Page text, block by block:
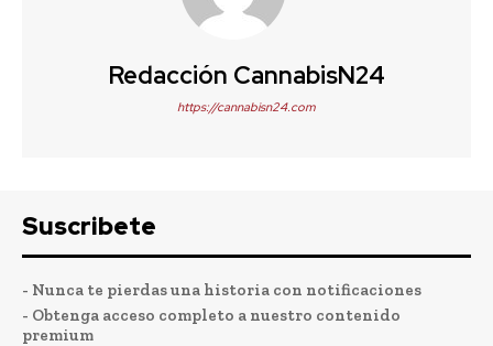
Redacción CannabisN24
https://cannabisn24.com
Suscribete
- Nunca te pierdas una historia con notificaciones
- Obtenga acceso completo a nuestro contenido
premium